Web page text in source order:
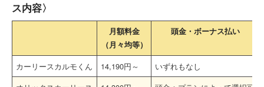
ス内容〉
月額料金
（月々均等）
頭金・ボーナス払い
カーリースカルモくん 14,190円～ いずれもなし